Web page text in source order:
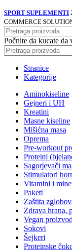
SPORT SUPLEMENTI
COMMERCE
Počnite da kucate
Stranice
Kategorije
Aminokiseline
Gejneri i UH
Kreatini
Masne kiseline
Mišićna masa
Oprema
Pre-workout
Proteini
Sagorjevači
Stimulatori
Vitamini i
Paketi
Zaštita
Zdrava hrana,
Vegan
Sokovi
Šejkeri
Proteinske